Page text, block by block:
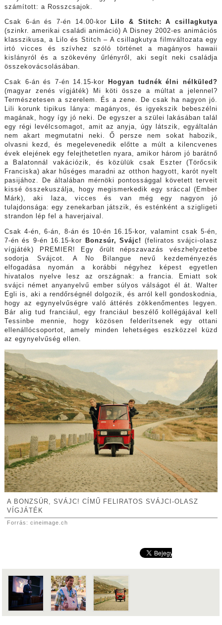
számított: a Rosszcsajok.
Csak 6-án és 7-én 14.00-kor
Lilo & Stitch: A csillagkutya
(szinkr. amerikai családi animáció) A Disney 2002-es animációs
klasszikusa, a Lilo és Stitch – A csillagkutya filmváltozata egy
irtó vicces és szívhez szóló történet a magányos hawaii
kislányról és a szökevény űrlényről, aki segít neki családja
összekovácsolásában.
Csak 6-án és 7-én 14.15-kor
Hogyan tudnék élni nélküled?
(magyar zenés vígjáték) Mi köti össze a múltat a jelennel?
Természetesen a szerelem. És a zene. De csak ha nagyon jó.
Lili korunk tipikus lánya: magányos, és igyekszik bebeszélni
magának, hogy így jó neki. De egyszer a szülei lakásában talál
egy régi levélcsomagot, amit az anyja, úgy látszik, egyáltalán
nem akart megmutatni neki. Ő persze nem sokat habozik,
olvasni kezd, és megelevenedik előtte a múlt a kilencvenes
évek elejének egy felejthetetlen nyara, amikor három jó barátnő
a Balatonnál vakációzik, és közülük csak Eszter (Törőcsik
Franciska) akar hűséges maradni az otthon hagyott, karót nyelt
pasijához. De általában mérnöki pontossággal követett terveit
kissé összekuszálja, hogy megismerkedik egy sráccal (Ember
Márk), aki laza, vicces és van még egy nagyon jó
tulajdonsága: egy zenekarban játszik, és esténként a szigligeti
strandon lép fel a haverjaival.
Csak 4-én, 6-án, 8-án és 10-én 16.15-kor, valamint csak 5-én,
7-én és 9-én 16.15-kor
Bonzsúr, Svájc! (feliratos svájci-olasz
vígjáték) PREMIER! Egy őrült népszavazás vészhelyzetbe
sodorja Svájcot. A No Bilangue nevű kezdeményezés
elfogadása nyomán a korábbi négyhez képest egyetlen
hivatalos nyelve lesz az országnak: a francia. Emiatt sok
svájci német anyanyelvű ember súlyos válságot él át. Walter
Egli is, aki a rendőrségnél dolgozik, és arról kell gondoskodnia,
hogy az egynyelvűségre való áttérés zökkenőmentes legyen.
Bár alig tud franciául, egy franciául beszélő kollégájával kell
Tessinbe mennie, hogy közösen felderítsenek egy ottani
ellenállócsoportot, amely minden lehetséges eszközzel küzd
az egynyelvűség ellen.
A BONZSÚR, SVÁJC! CÍMŰ FELIRATOS SVÁJCI-OLASZ
VÍGJÁTÉK
Forrás: cineimage.ch